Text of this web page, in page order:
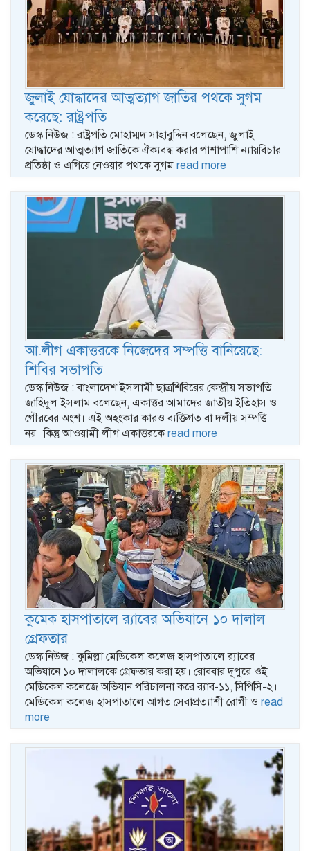
জুলাই যোদ্ধাদের আত্মত্যাগ জাতির পথকে সুগম
করেছে: রাষ্ট্রপতি
ডেস্ক নিউজ : রাষ্ট্রপতি মোহাম্মদ সাহাবুদ্দিন বলেছেন, জুলাই
যোদ্ধাদের আত্মত্যাগ জাতিকে ঐক্যবদ্ধ করার পাশাপাশি ন্যায়বিচার
প্রতিষ্ঠা ও এগিয়ে নেওয়ার পথকে সুগম read more
আ.লীগ একাত্তরকে নিজেদের সম্পত্তি বানিয়েছে:
শিবির সভাপতি
ডেস্ক নিউজ : বাংলাদেশ ইসলামী ছাত্রশিবিরের কেন্দ্রীয় সভাপতি
জাহিদুল ইসলাম বলেছেন, একাত্তর আমাদের জাতীয় ইতিহাস ও
গৌরবের অংশ। এই অহংকার কারও ব্যক্তিগত বা দলীয় সম্পত্তি
নয়। কিন্তু আওয়ামী লীগ একাত্তরকেread more
কুমেক হাসপাতালে র‌্যাবের অভিযানে ১০ দালাল
গ্রেফতার
ডেস্ক নিউজ : কুমিল্লা মেডিকেল কলেজ হাসপাতালে র‌্যাবের
অভিযানে ১০ দালালকে গ্রেফতার করা হয়। রোববার দুপুরে ওই
মেডিকেল কলেজে অভিযান পরিচালনা করে র‌্যাব-১১, সিপিসি-২।
মেডিকেল কলেজ হাসপাতালে আগত সেবাপ্রত্যাশী রোগী ও read
more